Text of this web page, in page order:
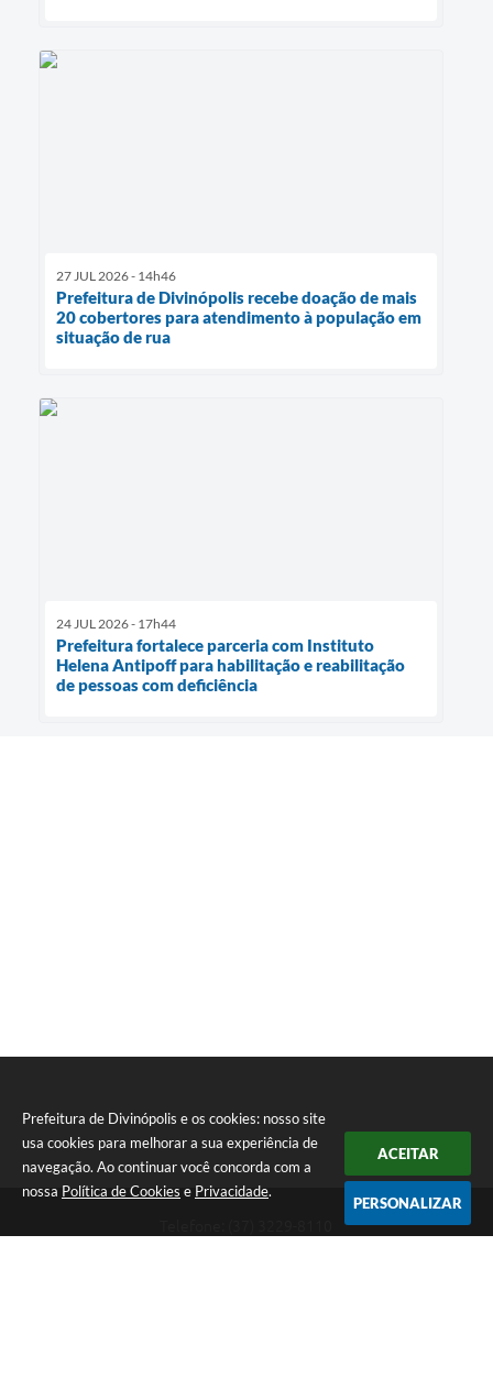
Prefeitura de Divinópolis e os cookies: nosso site
usa cookies para melhorar a sua experiência de
navegação. Ao continuar você concorda com a
nossa Política de Cookies e Privacidade.
ACEITAR
PERSONALIZAR
27 JUL 2026 - 14h46
Prefeitura de Divinópolis recebe doação de mais
20 cobertores para atendimento à população em
situação de rua
24 JUL 2026 - 17h44
Prefeitura fortalece parceria com Instituto
Helena Antipoff para habilitação e reabilitação
de pessoas com deficiência